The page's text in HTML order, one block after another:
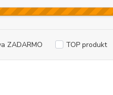
ZADARMO TOP produkt